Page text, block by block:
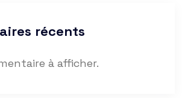
récents
à afficher.